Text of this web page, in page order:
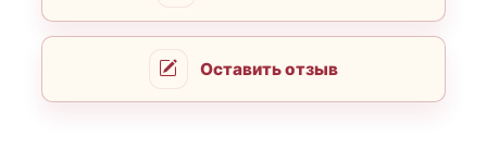
Оставить отзыв